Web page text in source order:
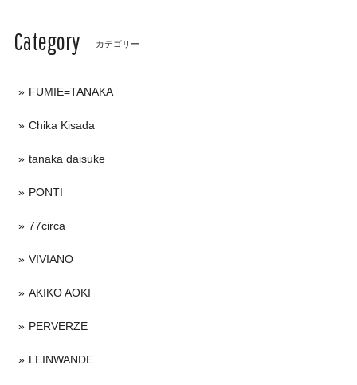
Category カテゴリー
FUMIE=TANAKA
Chika Kisada
tanaka daisuke
PONTI
77circa
VIVIANO
AKIKO AOKI
PERVERZE
LEINWANDE